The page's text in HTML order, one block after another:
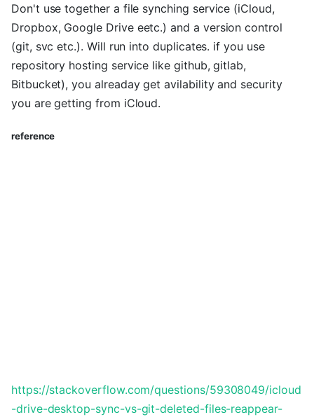
Don't use together a file synching service (iCloud,
Dropbox, Google Drive eetc.) and a version control
(git, svc etc.). Will run into duplicates. if you use
repository hosting service like github, gitlab,
Bitbucket), you alreaday get avilability and security
you are getting from iCloud.
reference
https://stackoverflow.com/questions/59308049/icloud
-drive-desktop-sync-vs-git-deleted-files-reappear-